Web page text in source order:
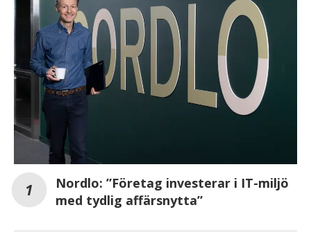
Nordlo: ”Företag investerar i IT-miljö
med tydlig affärsnytta”